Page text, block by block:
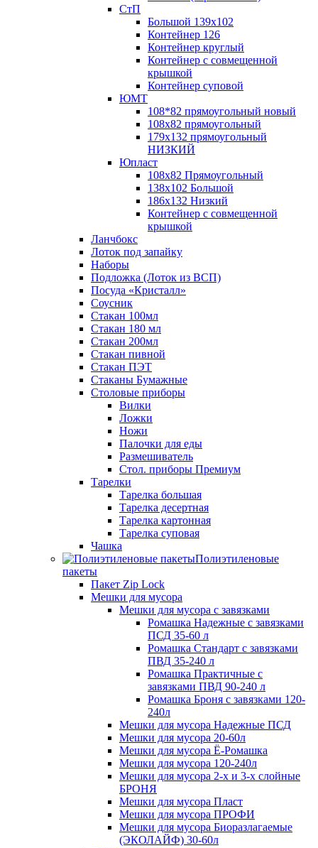
СтП
Большой 139х102
Контейнер 126
Контейнер круглый
Контейнер с совмещенной
крышкой
Контейнер суповой
ЮМТ
108*82 прямоугольный новый
108х82 прямоугольный
179х132 прямоугольный
НИЗКИЙ
Юпласт
108х82 Прямоугольный
138х102 Большой
186х132 Низкий
Контейнер с совмещенной
крышкой
Ланчбокс
Лоток под запайку
Наборы
Подложка (Лоток из ВСП)
Посуда «Кристалл»
Соусник
Стакан 100мл
Стакан 180 мл
Стакан 200мл
Стакан пивной
Стакан ПЭТ
Стаканы Бумажные
Столовые приборы
Вилки
Ложки
Ножи
Палочки для еды
Размешиватель
Стол. приборы Премиум
Тарелки
Тарелка большая
Тарелка десертная
Тарелка картонная
Тарелка суповая
Чашка
Полиэтиленовые
пакеты
Пакет Zip Lock
Мешки для мусора
Мешки для мусора с завязками
Ромашка Надежные с завязками
ПСД 35-60 л
Ромашка Стандарт с завязками
ПВД 35-240 л
Ромашка Практичные с
завязками ПВД 90-240 л
Ромашка Броня с завязками 120-
240л
Мешки для мусора Надежные ПСД
Мешки для мусора 20-60л
Мешки для мусора Ё-Ромашка
Мешки для мусора 120-240л
Мешки для мусора 2-х и 3-х слойные
БРОНЯ
Мешки для мусора Пласт
Мешки для мусора ПРОФИ
Мешки для мусора Биоразлагаемые
(ЭКОЛАЙФ) 30-60л